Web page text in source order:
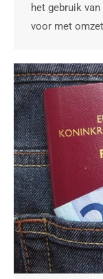
het gebruik
voor met